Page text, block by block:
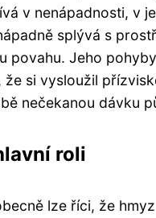
v nenápadnosti, v
splývá s
povahu. Jeho
si vysloužil
nečekanou dávku
roli
lze říci, že